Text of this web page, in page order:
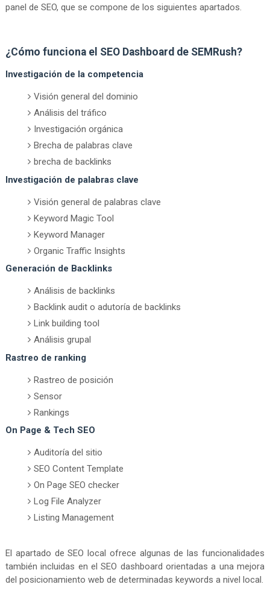
panel de SEO, que se compone de los siguientes apartados.
¿Cómo funciona el SEO Dashboard de SEMRush?
Investigación de la competencia
Visión general del dominio
Análisis del tráfico
Investigación orgánica
Brecha de palabras clave
brecha de backlinks
Investigación de palabras clave
Visión general de palabras clave
Keyword Magic Tool
Keyword Manager
Organic Traffic Insights
Generación de Backlinks
Análisis de backlinks
Backlink audit o adutoría de backlinks
Link building tool
Análisis grupal
Rastreo de ranking
Rastreo de posición
Sensor
Rankings
On Page & Tech SEO
Auditoría del sitio
SEO Content Template
On Page SEO checker
Log File Analyzer
Listing Management
El apartado de SEO local ofrece algunas de las funcionalidades
también incluidas en el SEO dashboard orientadas a una mejora
del posicionamiento web de determinadas keywords a nivel local.